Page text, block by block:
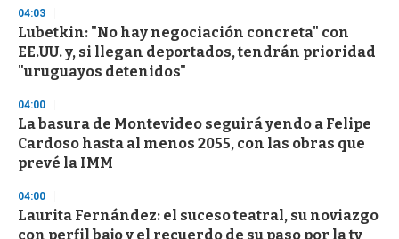
04:03
Lubetkin: "No hay negociación concreta" con
EE.UU. y, si llegan deportados, tendrán prioridad
"uruguayos detenidos"
04:00
La basura de Montevideo seguirá yendo a Felipe
Cardoso hasta al menos 2055, con las obras que
prevé la IMM
04:00
Laurita Fernández: el suceso teatral, su noviazgo
con perfil bajo y el recuerdo de su paso por la tv